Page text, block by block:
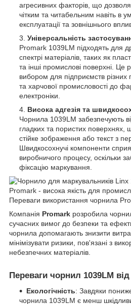
агресивних факторів, що
чітким та читабельним навіть в
експлуатації та зовнішнього
Універсальність
Promark 1039LM підходять для
спектрі матеріалів, таких як
та інші промислові поверхні. Це
вибором для підприємств різних
та харчової промисловості до
електроніки.
Висока адгезія та
Чорнила 1039LM забезпечують
гладких та пористих поверхнях,
стійке зображення або текст з
Швидкосохнучі компоненти
виробничого процесу, оскільки
фіксацію маркування.
Переваги використання чорнила
Компанія Promark розробила
сучасних вимог до безпеки та
чорнила допомагають знизити
мінімізувати ризики, пов'язані з
небезпечних матеріалів.
Переваги чорнил 1039LM
Екологічність: Завдяки
чорнила 1039LM є менш